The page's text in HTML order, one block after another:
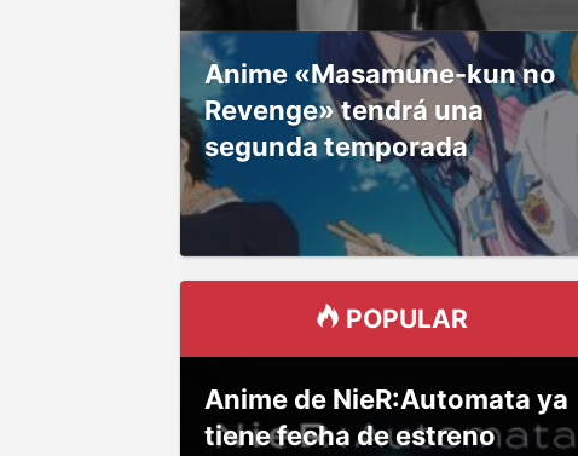
Anime «Masamune-kun no
Revenge» tendrá una
segunda temporada
POPULAR
Anime de NieR:Automata ya
tiene fecha de estreno